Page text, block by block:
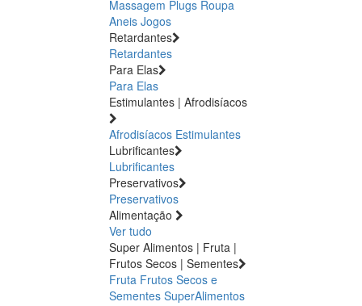
Massagem Plugs Roupa
Aneis Jogos
Retardantes
Retardantes
Para Elas
Para Elas
Estimulantes | Afrodisíacos
Afrodisíacos Estimulantes
Lubrificantes
Lubrificantes
Preservativos
Preservativos
Alimentação
Ver tudo
Super Alimentos | Fruta |
Frutos Secos | Sementes
Fruta Frutos Secos e
Sementes SuperAlimentos